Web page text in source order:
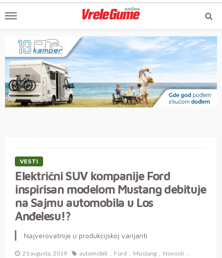
VESTI
Električni SUV kompanije Ford
inspirisan modelom Mustang debituje
na Sajmu automobila u Los
Anđelesu!?
Najverovatnije u produkcijskoj varijanti
21 avgusta, 2019 automobili Ford Mustang
Novosti